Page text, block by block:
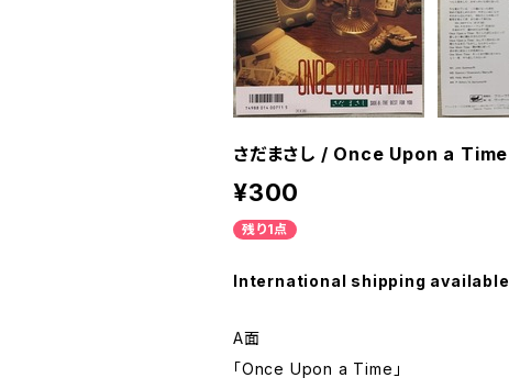
さだまさし / Once Upon a Time
¥300
残り1点
International shipping available
A面
「Once Upon a Time」